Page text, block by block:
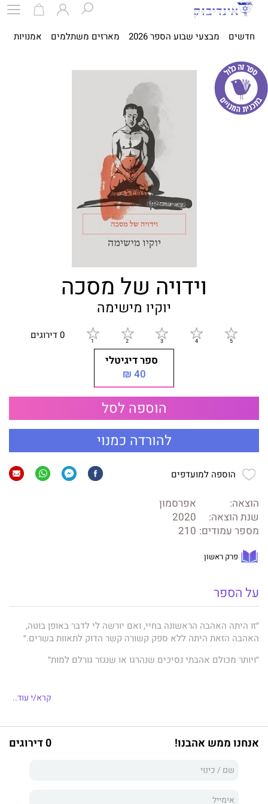
חדשים מבצעי שבוע הספר 2026 מארזים משתלמים אמנויות
וידויה של מסכה
יוקיו מישימה
0 דירוגים
ספר דיגיטלי
40 ₪
הוספה לסל
להורדה כמנוי
הוספה למועדפים
הוצאה:
אפרסמון
שנת הוצאה:
2020
מספר עמודים: 210
פרק ראשון
על הספר
״זו היתה האהבה הראשונה בחיי, ואם יורשה לי לדבר באופן בוטה,
האהבה הזאת היתה ללא ספק קשורה קשר הדוק לתאוות בשרים.״
״ויותר מכולם אהבתי נסיכים שנהרגו או שנגזר גורלם למות״
וידויה של מסכה
שראה אור ב-1948 הוא רומן אוטוביוגרפי של יוקיו
מישימה הנחשב לאחד מהקלאסיקות של הספרות היפנית המודרנית.
זה סיפורו של ילד שגדל אצל סבתו השתלטנית בתנאים קשים של
שאינו כמו האחרים. הגיבור בספרו של מישימה מגלה את היותו
ה-2, וכדי שיוכל להתמודד, הוא מנסה לעטות מסיכה של תקינות
קרא/י עוד..
אנחנו ממש אהבנו! 0 דירוגים